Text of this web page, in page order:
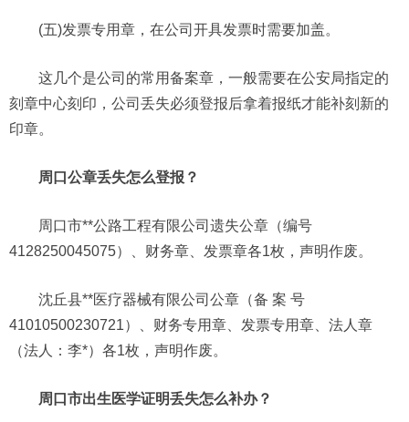
(五)发票专用章，在公司开具发票时需要加盖。
这几个是公司的常用备案章，一般需要在公安局指定的
刻章中心刻印，公司丢失必须登报后拿着报纸才能补刻新的
印章。
周口公章丢失怎么登报？
周口市**公路工程有限公司遗失公章（编号
4128250045075）、财务章、发票章各1枚，声明作废。
沈丘县**医疗器械有限公司公章（备 案 号
41010500230721）、财务专用章、发票专用章、法人章
（法人：李*）各1枚，声明作废。
周口市出生医学证明丢失怎么补办？